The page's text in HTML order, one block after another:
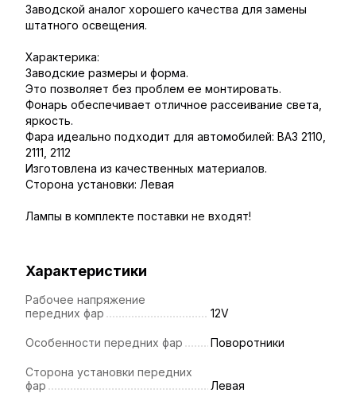
Заводской аналог хорошего качества для замены
штатного освещения.
Характерика:
Заводские размеры и форма.
Это позволяет без проблем ее монтировать.
Фонарь обеспечивает отличное рассеивание света,
яркость.
Фара идеально подходит для автомобилей: ВАЗ 2110,
2111, 2112
Изготовлена из качественных материалов.
Сторона установки: Левая
Лампы в комплекте поставки не входят!
Характеристики
Рабочее напряжение
передних фар
12V
Особенности передних фар Поворотники
Сторона установки передних
фар
Левая